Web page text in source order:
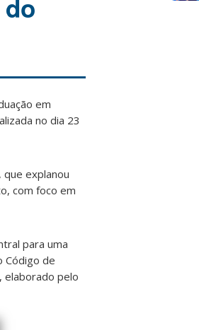
em
no dia 23
explanou
com foco em
para uma
Código de
elaborado pelo